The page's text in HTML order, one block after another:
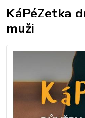
KáPéZetka
muži